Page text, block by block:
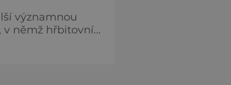
významnou
podle něj se